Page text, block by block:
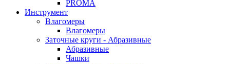
PROMA
Инструмент
Влагомеры
Влагомеры
Заточные круги - Абразивные
Абразивные
Чашки